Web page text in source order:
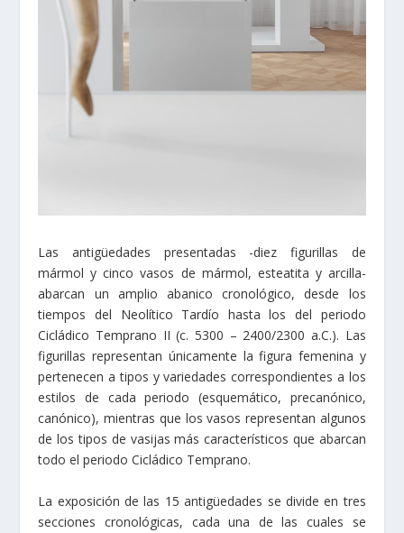
Las antigüedades presentadas -diez figurillas de
mármol y cinco vasos de mármol, esteatita y arcilla-
abarcan un amplio abanico cronológico, desde los
tiempos del Neolítico Tardío hasta los del periodo
Cicládico Temprano II (c. 5300 – 2400/2300 a.C.). Las
figurillas representan únicamente la figura femenina y
pertenecen a tipos y variedades correspondientes a los
estilos de cada periodo (esquemático, precanónico,
canónico), mientras que los vasos representan algunos
de los tipos de vasijas más característicos que abarcan
todo el periodo Cicládico Temprano.
La exposición de las 15 antigüedades se divide en tres
secciones cronológicas, cada una de las cuales se